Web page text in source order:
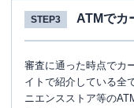
STEP3 ATMでカ
審査に通った時点でカ
イトで紹介している全
ニエンスストア等の